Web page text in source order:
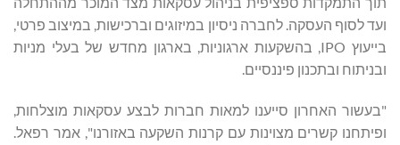
ועד לסוף העסקה. לחברה ניסיון במיזוגים וברכישות, במיצוב פרטי,
בייעוץ IPO, בהשקעות ארגוניות, בארגון מחדש של בעלי מניות
ובניתוח ובתכנון פיננסיים.
"בעשור האחרון סייענו למאות חברות לבצע עסקאות מוצלחות,
ופיתחנו קשרים מצוינות עם קרנות השקעה באזורנו", אמר רפאל.